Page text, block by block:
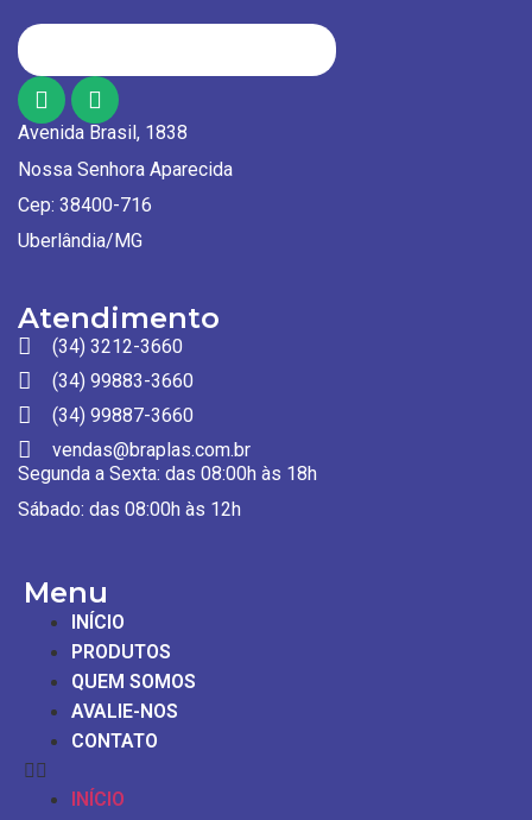
Avenida Brasil, 1838
Nossa Senhora Aparecida
Cep: 38400-716
Uberlândia/MG
Atendimento
(34) 3212-3660
(34) 99883-3660
(34) 99887-3660
vendas@braplas.com.br
Segunda a Sexta: das 08:00h às 18h
Sábado: das 08:00h às 12h
Menu
INÍCIO
PRODUTOS
QUEM SOMOS
AVALIE-NOS
CONTATO
INÍCIO